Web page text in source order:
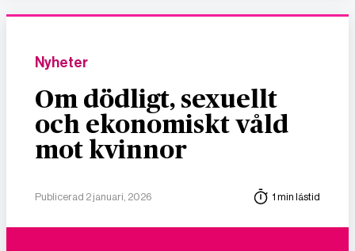
Nyheter
Om dödligt, sexuellt
och ekonomiskt våld
mot kvinnor
Publicerad 2 januari, 2026 1 min lästid